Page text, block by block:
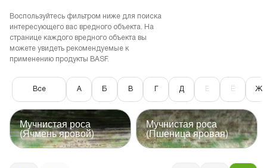
Воспользуйтесь фильтром ниже для поиска
интересующего вас вредного объекта. На
странице каждого вредного объекта вы
можете увидеть рекомендуемые к
применению продукты BASF.
Все А Б В Д Е Ё Ж
Мучнистая роса
(Ячмень яровой)
Мучнистая роса
(Пшеница яровая)